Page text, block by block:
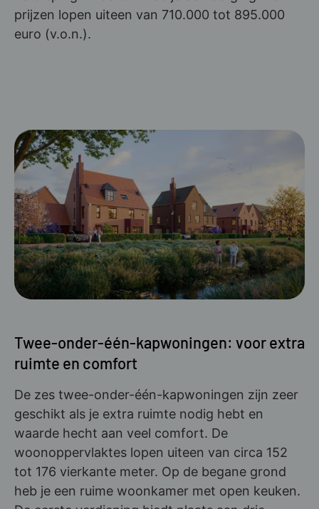
prijzen lopen uiteen van 710.000 tot 895.000
euro (v.o.n.).
Twee-onder-één-kapwoningen: voor extra
ruimte en comfort
De zes twee-onder-één-kapwoningen zijn zeer
geschikt als je extra ruimte nodig hebt en
waarde hecht aan veel comfort. De
woonoppervlaktes lopen uiteen van circa 152
tot 176 vierkante meter. Op de begane grond
heb je een ruime woonkamer met open keuken.